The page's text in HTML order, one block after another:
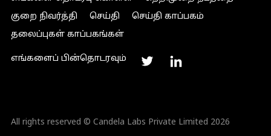
குறை நிவர்த்தி
செய்தி
செய்தி காப்பகம்
தலைப்புகள் காப்பகங்கள்
எங்களைப் பின்தொடரவும்
All rights reserved © Candela Labs Private Limited 2026